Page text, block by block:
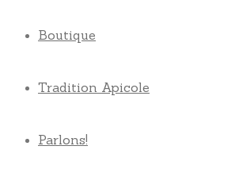
Boutique
Tradition Apicole
Parlons!